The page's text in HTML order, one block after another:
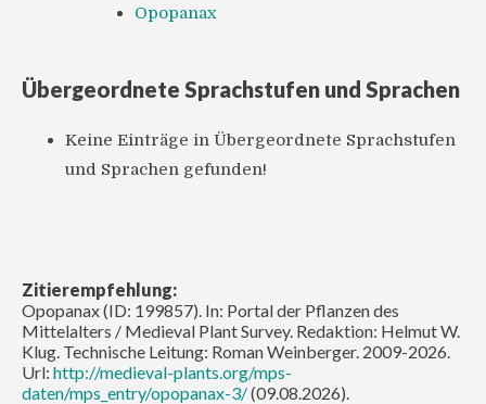
Opopanax
Übergeordnete Sprachstufen und Sprachen
Keine Einträge in Übergeordnete Sprachstufen
und Sprachen gefunden!
Zitierempfehlung:
Opopanax (ID: 199857). In: Portal der Pflanzen des
Mittelalters / Medieval Plant Survey. Redaktion: Helmut W.
Klug. Technische Leitung: Roman Weinberger. 2009-2026.
Url: http://medieval-plants.org/mps-
daten/mps_entry/opopanax-3/(09.08.2026).